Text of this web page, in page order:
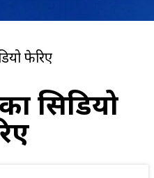
फेरिए
सिडियो